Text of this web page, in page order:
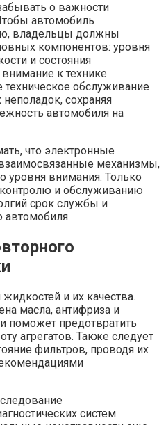
о важности
автомобиль
владельцы должны
компонентов: уровня
и состояния
к технике
техническое обслуживание
сохраняя
автомобиля на
что электронные
механизмы,
уровня внимания. Только
и обслуживанию
срок службы и
автомобиля.
и их качества.
масла, антифриза и
поможет предотвратить
агрегатов. Также следует
фильтров, проводя их
систем